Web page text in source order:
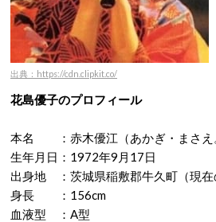
出典：https://cdn.clipkit.co/
花島優子のプロフィール
本名 ：赤木優江（あかぎ・まさえ
生年月日：1972年9月17日
出身地 ：茨城県稲敷郡牛久町（現在
身長 ：156cm
血液型 ：A型